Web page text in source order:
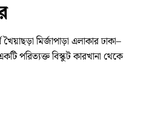
মির্জাপাড়া এলাকার ঢাকা–
পরিত্যক্ত বিস্কুট কারখানা থেকে